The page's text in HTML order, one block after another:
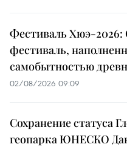
Фестиваль Хюэ-2026:
фестиваль,
самобытностью
02/08/2026 09:09
Сохранение статуса
геопарка ЮНЕСКО